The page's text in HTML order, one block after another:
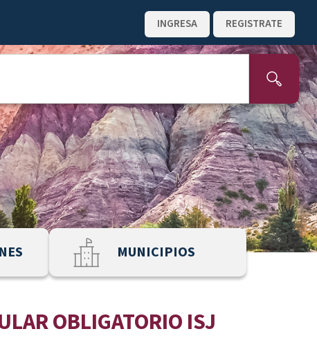
INGRESA REGISTRATE
MUNICIPIOS
OBLIGATORIO ISJ